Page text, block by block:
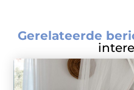
Gerelateerde